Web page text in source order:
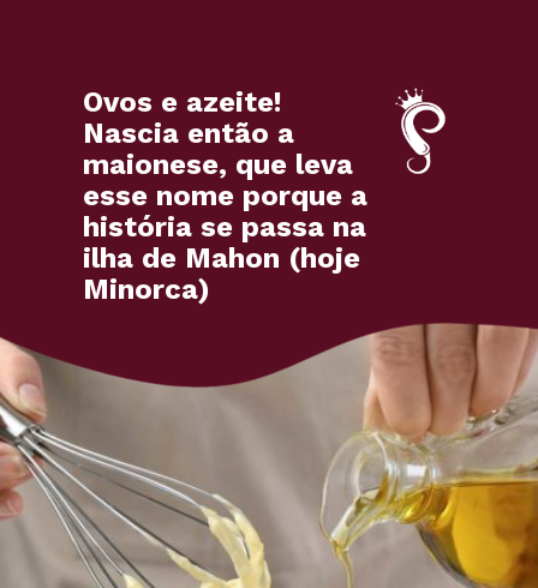
Ovos e azeite!
Nascia então a
maionese, que leva
esse nome porque a
história se passa na
ilha de Mahon (hoje
Minorca)